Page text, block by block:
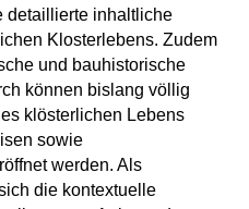
detaillierte inhaltliche
Klosterlebens. Zudem
und bauhistorische
können bislang völlig
klösterlichen Lebens
sowie
werden. Als
die kontextuelle